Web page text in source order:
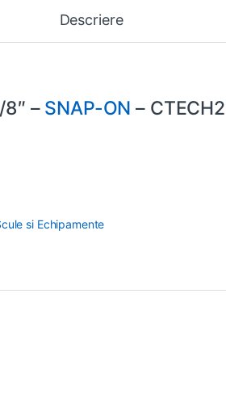
Descriere
– SNAP-ON –
si Echipamente